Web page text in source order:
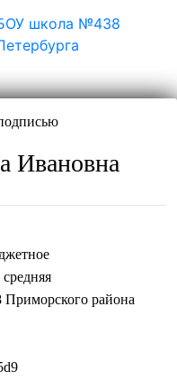
школа №438
Ивановна
Приморского района